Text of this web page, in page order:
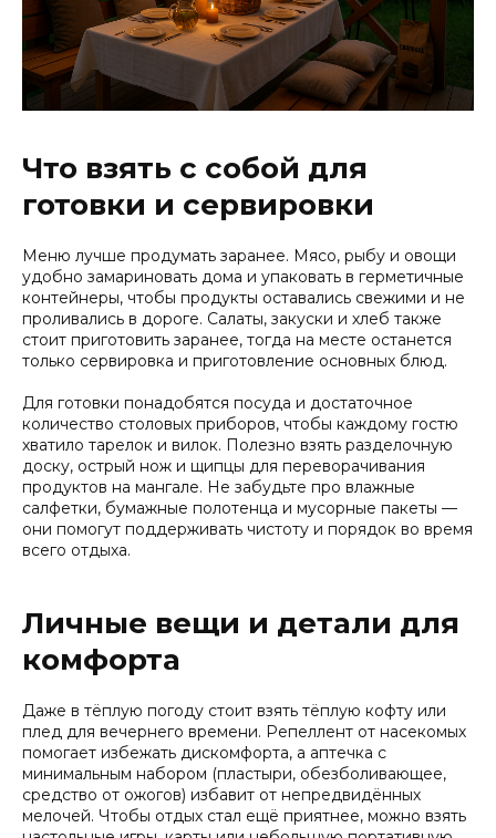
Что взять с собой для
готовки и сервировки
Меню лучше продумать заранее. Мясо, рыбу и овощи
удобно замариновать дома и упаковать в герметичные
контейнеры, чтобы продукты оставались свежими и не
проливались в дороге. Салаты, закуски и хлеб также
стоит приготовить заранее, тогда на месте останется
только сервировка и приготовление основных блюд.
Для готовки понадобятся посуда и достаточное
количество столовых приборов, чтобы каждому гостю
хватило тарелок и вилок. Полезно взять разделочную
доску, острый нож и щипцы для переворачивания
продуктов на мангале. Не забудьте про влажные
салфетки, бумажные полотенца и мусорные пакеты —
они помогут поддерживать чистоту и порядок во время
всего отдыха.
Личные вещи и детали для
комфорта
Даже в тёплую погоду стоит взять тёплую кофту или
плед для вечернего времени. Репеллент от насекомых
помогает избежать дискомфорта, а аптечка с
минимальным набором (пластыри, обезболивающее,
средство от ожогов) избавит от непредвидённых
мелочей. Чтобы отдых стал ещё приятнее, можно взять